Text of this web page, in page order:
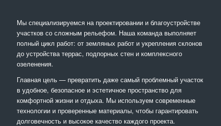
Мы специализируемся на проектировании и благоустройстве
участков со сложным рельефом. Наша команда выполняет
полный цикл работ: от земляных работ и укрепления склонов
до устройства террас, подпорных стен и комплексного
озеленения.
Главная цель — превратить даже самый проблемный участок
в удобное, безопасное и эстетичное пространство для
комфортной жизни и отдыха. Мы используем современные
технологии и проверенные материалы, чтобы гарантировать
долговечность и высокое качество каждого проекта.